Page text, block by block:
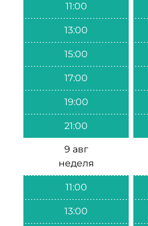
11:00
13:00
15:00
17:00
19:00
21:00
9 авг
неделя
11:00
13:00